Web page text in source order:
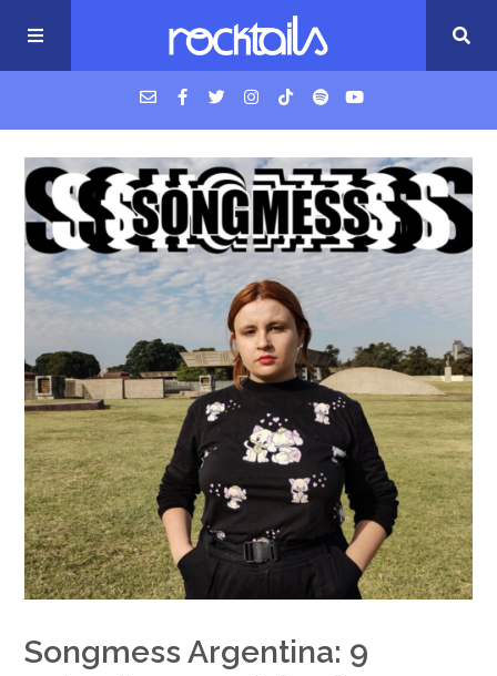
USM Podcast
Cigarrillos en la cama
Música nueva
Songmess Argentina: 9